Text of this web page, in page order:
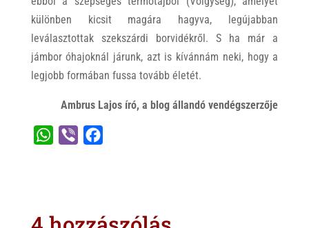
különben kicsit magára hagyva, legújabban
leválasztottak szekszárdi borvidékről. S ha már a
jámbor óhajoknál járunk, azt is kívánnám neki, hogy a
legjobb formában fussa tovább életét.
Ambrus Lajos író, a blog állandó vendégszerzője